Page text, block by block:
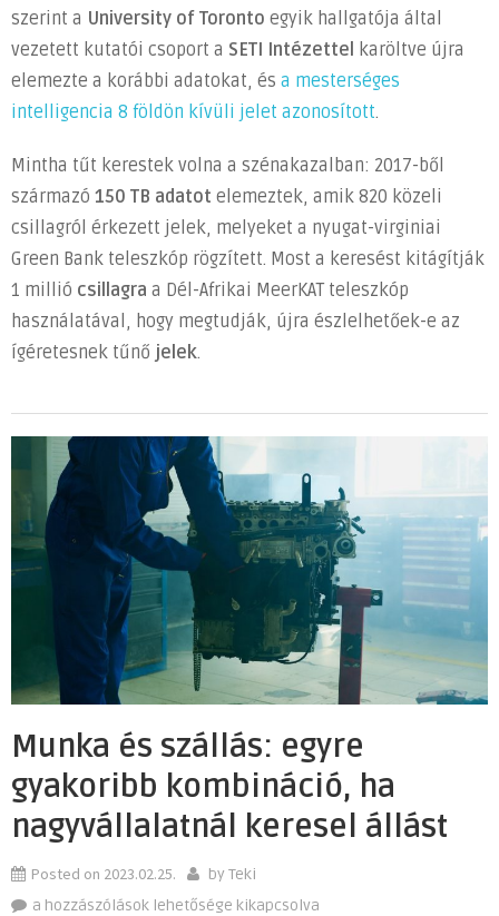
szerint a University of Toronto egyik hallgatója által
vezetett kutatói csoport a SETI Intézettel karöltve újra
elemezte a korábbi adatokat, és a mesterséges
intelligencia 8 földön kívüli jelet azonosított.
Mintha tűt kerestek volna a szénakazalban: 2017-ből
származó 150 TB adatot elemeztek, amik 820 közeli
csillagról érkezett jelek, melyeket a nyugat-virginiai
Green Bank teleszkóp rögzített. Most a keresést kitágítják
1 millió csillagra a Dél-Afrikai MeerKAT teleszkóp
használatával, hogy megtudják, újra észlelhetőek-e az
ígéretesnek tűnő jelek.
Munka és szállás: egyre
gyakoribb kombináció, ha
nagyvállalatnál keresel állást
Posted on 2023.02.25. byTeki
Munka
a hozzászólások lehetősége kikapcsolva